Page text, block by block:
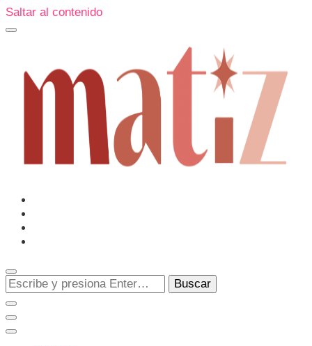
Saltar al contenido
Matiz
Un espacio editorial donde pongo en palabras aquello que
muchos sentimos y pocos sabemos cómo explicar y
donde también compartiré contigo las cosas que me
conmueven, me sorprenden o creo que merecen ser
¿Buscas
algo?